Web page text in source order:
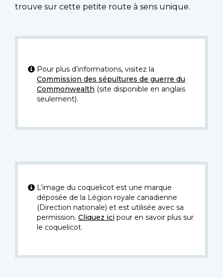
trouve sur cette petite route à sens unique.
Pour plus d’informations, visitez la
Commission des sépultures de guerre du
Commonwealth (site disponible en anglais
seulement).
L’image du coquelicot est une marque
déposée de la Légion royale canadienne
(Direction nationale) et est utilisée avec sa
permission. Cliquez icipour en savoir plus sur
le coquelicot.